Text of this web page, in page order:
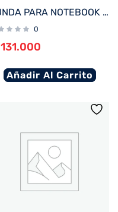
FUNDA PARA NOTEBOOK FTX SEDA-LC 15.6″ LILA
0
131.000
Añadir Al Carrito